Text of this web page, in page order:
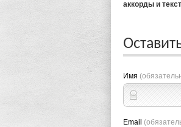
аккорды и
Имя
Email